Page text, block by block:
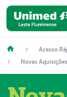
Acesso
Novas Aquisições